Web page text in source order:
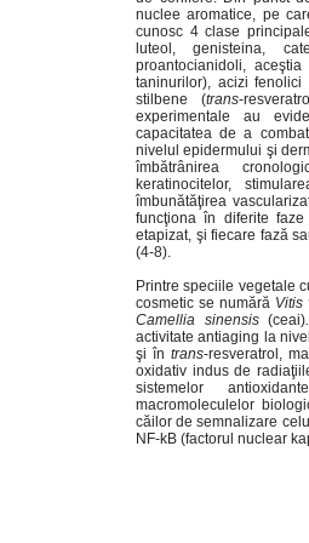
nuclee aromatice, pe
cunosc 4 clase
luteol, genisteina,
proantocianidoli,
taninurilor), acizi
stilbene (trans-
experimentale au
capacitatea de a
nivelul epidermului şi
îmbătrânirea
keratinocitelor,
îmbunătăţirea
funcţiona în diferite
etapizat, şi fiecare fază
(4-8).
Printre speciile vegetale
cosmetic se numără Vitis
Camellia sinensis(ceai).
activitate antiaging la
şi în trans-resveratrol,
oxidativ indus de
sistemelor
macromoleculelor
căilor de semnalizare
NF-kB (factorul nuclear